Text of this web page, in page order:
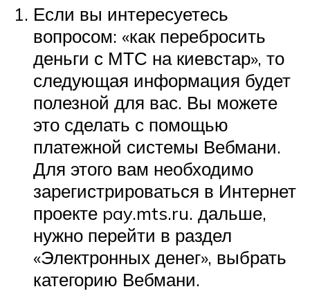
Если вы интересуетесь
вопросом: «как перебросить
деньги с МТС на киевстар», то
следующая информация будет
полезной для вас. Вы можете
это сделать с помощью
платежной системы Вебмани.
Для этого вам необходимо
зарегистрироваться в Интернет
проекте pay.mts.ru. дальше,
нужно перейти в раздел
«Электронных денег», выбрать
категорию Вебмани.